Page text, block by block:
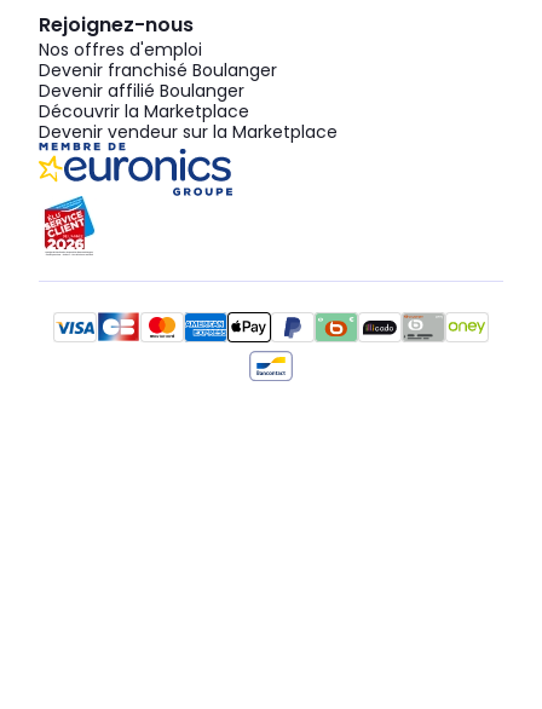
Rejoignez-nous
Nos offres d'emploi
Devenir franchisé Boulanger
Devenir affilié Boulanger
Découvrir la Marketplace
Devenir vendeur sur la Marketplace